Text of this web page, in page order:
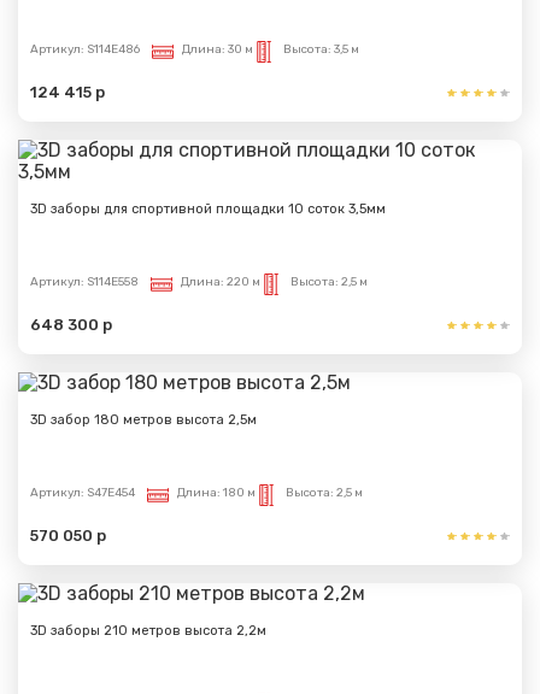
Артикул: S114E486 Длина: 30 м Высота: 3,5 м
124 415 р
3D заборы для спортивной площадки 10 соток 3,5мм
Артикул: S114E558 Длина: 220 м Высота: 2,5 м
648 300 р
3D забор 180 метров высота 2,5м
Артикул: S47E454 Длина: 180 м Высота: 2,5 м
570 050 р
3D заборы 210 метров высота 2,2м